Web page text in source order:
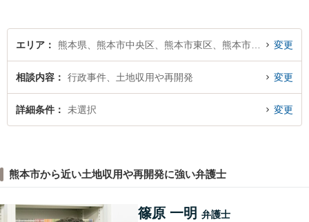
エリア 変更
相談内容 行政事件、土地収用や再開発 変更
詳細条件 未選択 変更
熊本市から近い土地収用や再開発に強い弁護士
篠原 一明 弁護士